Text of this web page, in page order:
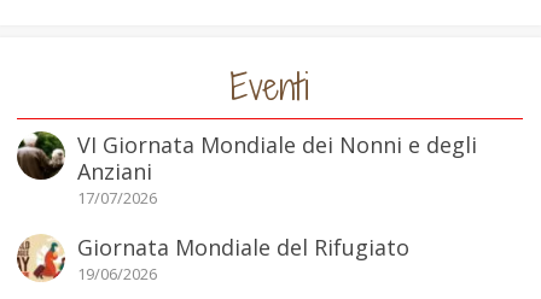
Eventi
VI Giornata Mondiale dei Nonni e degli
Anziani
17/07/2026
Giornata Mondiale del Rifugiato
19/06/2026